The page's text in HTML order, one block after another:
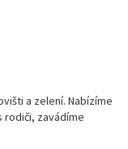
a zelení. Nabízíme
rodiči, zavádíme